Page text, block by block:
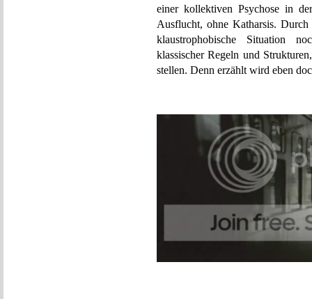
einer kollektiven Psychose in
Ausflucht, ohne Katharsis.
klaustrophobische Situation
klassischer Regeln und
stellen. Denn erzählt wird eben